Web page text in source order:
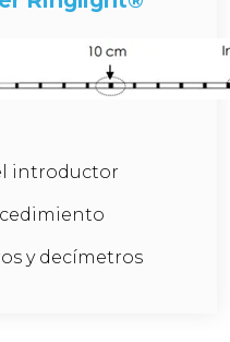
introductor
y decímetros